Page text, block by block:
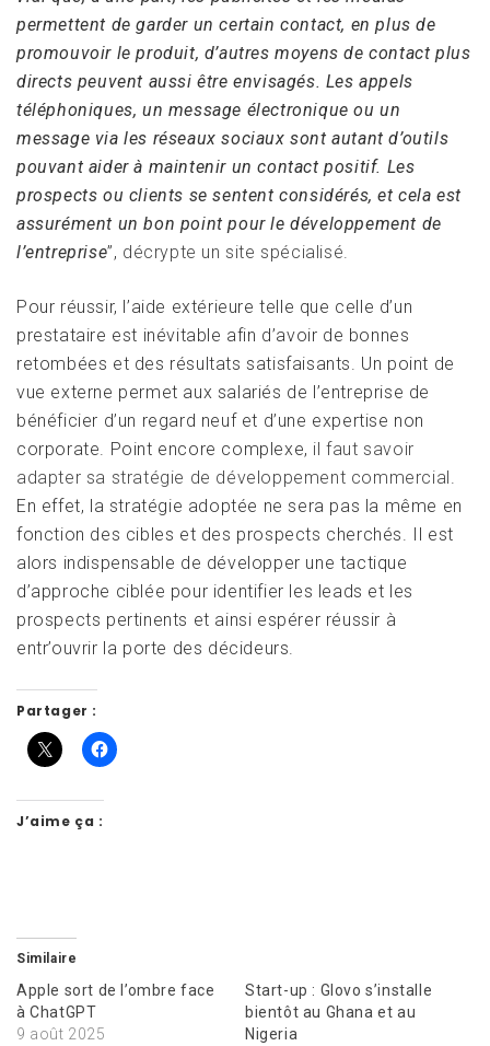
permettent de garder un certain contact, en plus de
promouvoir le produit, d’autres moyens de contact plus
directs peuvent aussi être envisagés. Les appels
téléphoniques, un message électronique ou un
message via les réseaux sociaux sont autant d’outils
pouvant aider à maintenir un contact positif. Les
prospects ou clients se sentent considérés, et cela est
assurément un bon point pour le développement de
l’entreprise”, décrypte un site spécialisé.
Pour réussir, l’aide extérieure telle que celle d’un
prestataire est inévitable afin d’avoir de bonnes
retombées et des résultats satisfaisants. Un point de
vue externe permet aux salariés de l’entreprise de
bénéficier d’un regard neuf et d’une expertise non
corporate. Point encore complexe, il faut savoir
adapter sa stratégie de développement commercial .
En effet, la stratégie adoptée ne sera pas la même en
fonction des cibles et des prospects cherchés. Il est
alors indispensable de développer une tactique
d’approche ciblée pour identifier les leads et les
prospects pertinents et ainsi espérer réussir à
entr’ouvrir la porte des décideurs.
Partager :
J’aime ça :
Similaire
Apple sort de l’ombre face
à ChatGPT
9 août 2025
Start-up : Glovo s’installe
bientôt au Ghana et au
Nigeria